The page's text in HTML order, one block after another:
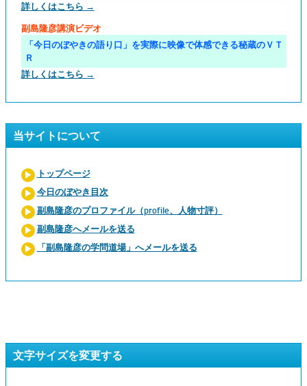
詳しくはこちら →
副島隆彦講演ビデオ
「今日のぼやきの語り口」を実際に映像で体感できる秘蔵のＶＴ
Ｒ
詳しくはこちら →
当サイトについて
トップページ
今日のぼやき目次
副島隆彦のプロファイル（profile、人物寸評）
副島隆彦へメールを送る
「副島隆彦の学問道場」へメールを送る
文字サイズを変更する